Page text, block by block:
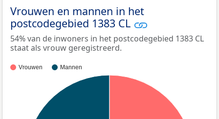
Vrouwen en mannen in het
postcodegebied 1383 CL
54% van de inwoners in het postcodegebied 1383 CL
staat als vrouw geregistreerd.
Vrouwen Mannen